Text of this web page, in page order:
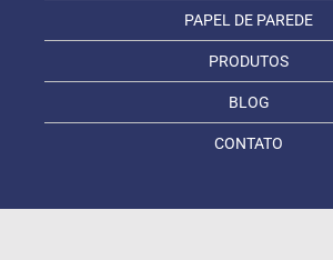
PAPEL DE PAREDE
PRODUTOS
BLOG
CONTATO